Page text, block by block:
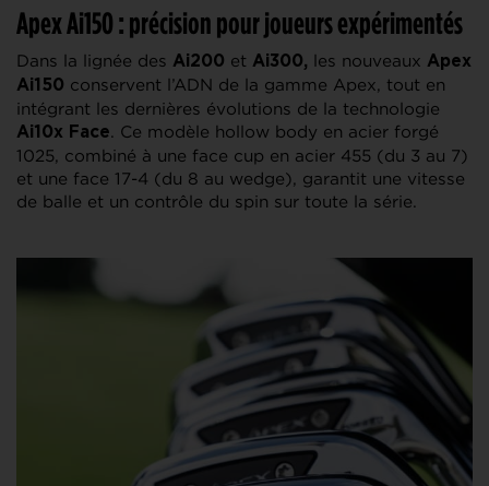
Apex Ai150 : précision pour joueurs expérimentés
Dans la lignée des Ai200 et Ai300, les nouveaux Apex
Ai150 conservent l’ADN de la gamme Apex, tout en
intégrant les dernières évolutions de la technologie
Ai10x Face. Ce modèle hollow body en acier forgé
1025, combiné à une face cup en acier 455 (du 3 au 7)
et une face 17-4 (du 8 au wedge), garantit une vitesse
de balle et un contrôle du spin sur toute la série.